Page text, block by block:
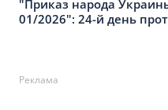
"Приказ народа
01/2026": 24-й день
Реклама